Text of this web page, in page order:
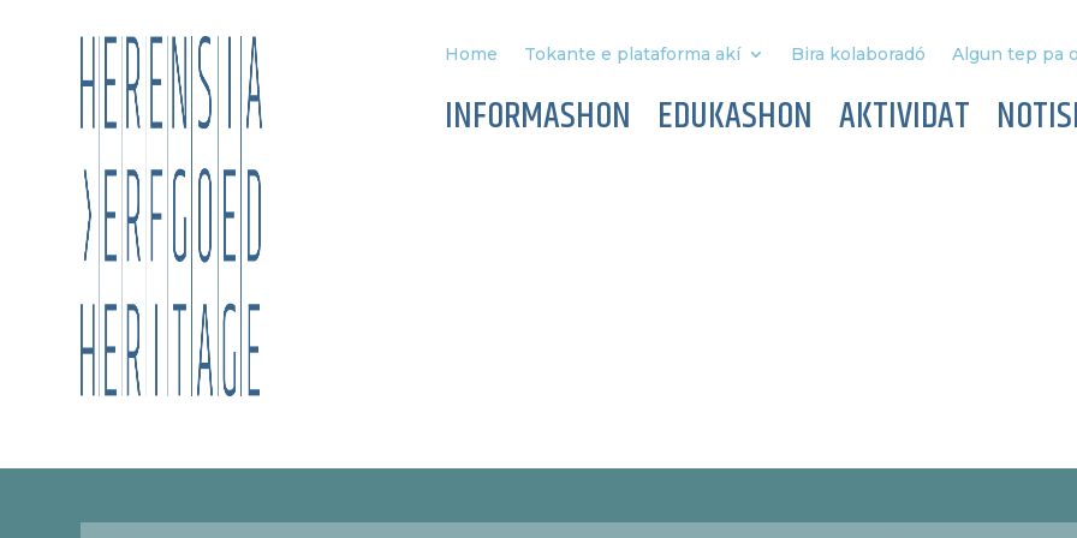
Home Tokante e plataforma akí Bira kolaboradó Algun tep pa
INFORMASHON EDUKASHON AKTIVIDAT